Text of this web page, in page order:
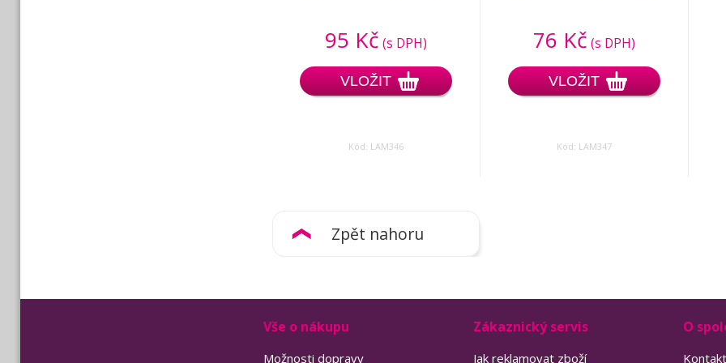
95 Kč (s DPH)
VLOŽIT
Kód: LAM346
76 Kč (s DPH)
VLOŽIT
Kód: LAM347
Zpět nahoru
Vše o nákupu
Možnosti dopravy
Zákaznický servis
Jak reklamovat zboží
O